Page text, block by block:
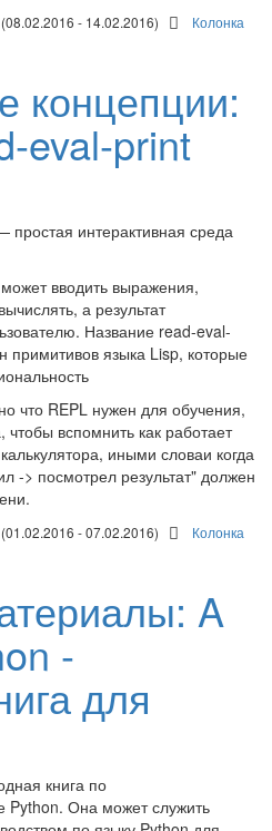
(08.02.2016 - 14.02.2016)
Колонка
концепции:
eval-print
интерактивная среда
вводить выражения,
а результат
Название read-eval-
примитивов языка Lisp, которые
что REPL нужен для обучения,
чтобы вспомнить как работает
иными словаи когда
-> посмотрел результат" должен
(01.02.2016 - 07.02.2016)
Колонка
A
-
для
книга по
Python. Она может служить